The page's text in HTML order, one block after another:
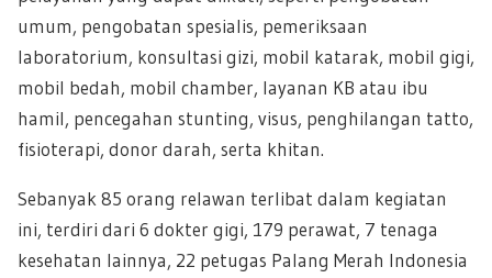
umum, pengobatan spesialis, pemeriksaan
laboratorium, konsultasi gizi, mobil katarak, mobil gigi,
mobil bedah, mobil chamber, layanan KB atau ibu
hamil, pencegahan stunting, visus, penghilangan tatto,
fisioterapi, donor darah, serta khitan.
Sebanyak 85 orang relawan terlibat dalam kegiatan
ini, terdiri dari 6 dokter gigi, 179 perawat, 7 tenaga
kesehatan lainnya, 22 petugas Palang Merah Indonesia